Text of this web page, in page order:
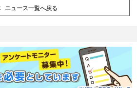
ニュース一覧へ戻る